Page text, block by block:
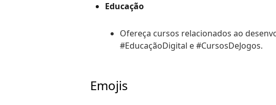
Educação
Ofereça cursos relacionados ao
#EducaçãoDigital e #CursosDeJogos.
Emojis